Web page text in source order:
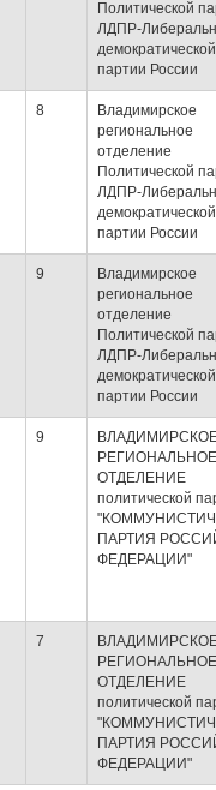
Политической
ЛДПР-
демократической
партии России
8
Владимирское
региональное
отделение
Политической
ЛДПР-
демократической
партии России
9
Владимирское
региональное
отделение
Политической
ЛДПР-
демократической
партии России
9
РЕГИОНАЛЬНОЕ
ОТДЕЛЕНИЕ
политической
ПАРТИЯ
ФЕДЕРАЦИИ"
7
РЕГИОНАЛЬНОЕ
ОТДЕЛЕНИЕ
политической
ПАРТИЯ
ФЕДЕРАЦИИ"